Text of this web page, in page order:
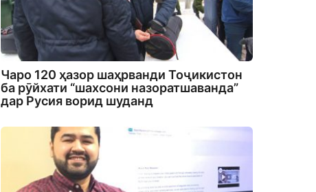
Чаро 120 ҳазор шаҳрванди Тоҷикистон
ба рӯйхати “шахсони назоратшаванда”
дар Русия ворид шуданд